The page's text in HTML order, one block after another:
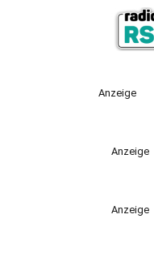
Anzeige
Anzeige
Anzeige